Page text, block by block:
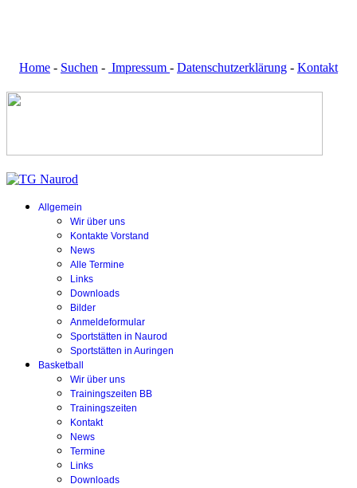
Home - Suchen - Impressum - Datenschutzerklärung - Kontakt
Allgemein
Wir über uns
Kontakte Vorstand
News
Alle Termine
Links
Downloads
Bilder
Anmeldeformular
Sportstätten in Naurod
Sportstätten in Auringen
Basketball
Wir über uns
Trainingszeiten BB
Trainingszeiten
Kontakt
News
Termine
Links
Downloads